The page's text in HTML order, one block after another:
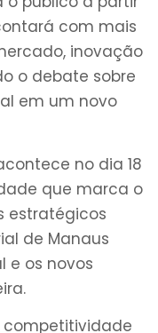
com mais
inovação
o debate sobre
em um novo
no dia 18
que marca o
estratégicos
de Manaus
e os novos
competitividade